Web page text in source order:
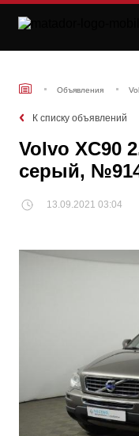
Объявления
К списку объявлений
Volvo XC90
серый,
13.09.2021 03:04